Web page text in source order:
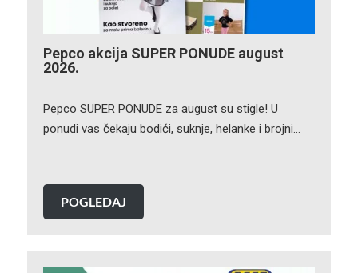
Pepco akcija SUPER PONUDE august
2026.
Pepco SUPER PONUDE za august su stigle! U
ponudi vas čekaju bodići, suknje, helanke i brojni…
POGLEDAJ